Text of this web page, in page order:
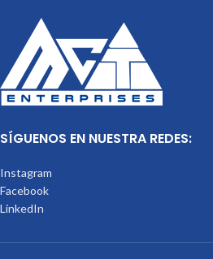
SÍGUENOS EN NUESTRA REDES:
Instagram
Facebook
LinkedIn